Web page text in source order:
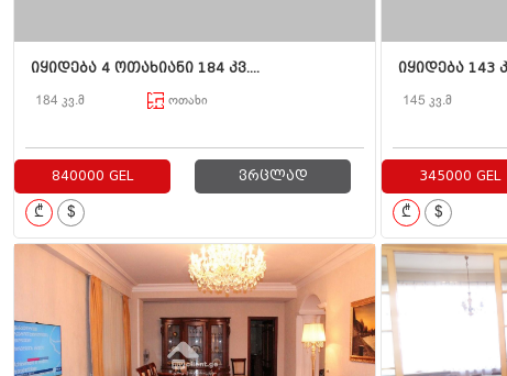
იყიდება 4 ოთახიანი 184 კვ....
184 კვ.მ ოთახი
840000 GEL ვრცლად
₾ $
იყიდება 143
145 კვ.მ
345000 GEL
₾ $